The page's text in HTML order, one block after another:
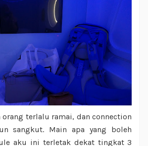
orang terlalu ramai, dan connection
sangkut. Main apa yang boleh
aku ini terletak dekat tingkat 3